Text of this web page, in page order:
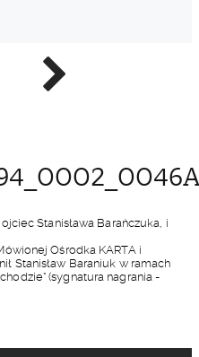
Następne
zdjęcie
Stanisława Barańczuka, i
Ośrodka KARTA i
Stanisław Baraniuk w ramach
(sygnatura nagrania -